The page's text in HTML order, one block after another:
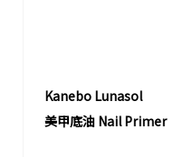
Kanebo Lunasol
美甲底油 Nail Primer